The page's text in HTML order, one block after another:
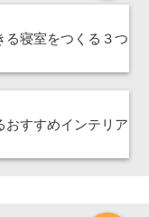
る寝室をつくる３つ
おすすめインテリア